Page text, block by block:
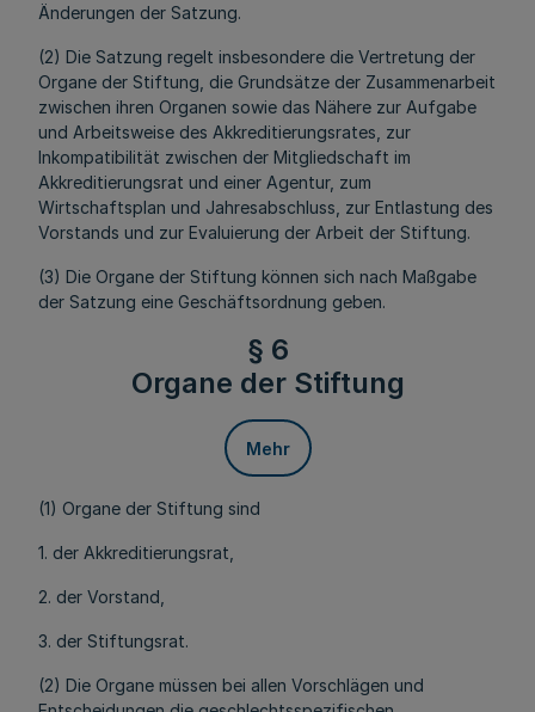
Änderungen der Satzung.
(2) Die Satzung regelt insbesondere die Vertretung der
Organe der Stiftung, die Grundsätze der Zusammenarbeit
zwischen ihren Organen sowie das Nähere zur Aufgabe
und Arbeitsweise des Akkreditierungsrates, zur
Inkompatibilität zwischen der Mitgliedschaft im
Akkreditierungsrat und einer Agentur, zum
Wirtschaftsplan und Jahresabschluss, zur Entlastung des
Vorstands und zur Evaluierung der Arbeit der Stiftung.
(3) Die Organe der Stiftung können sich nach Maßgabe
der Satzung eine Geschäftsordnung geben.
§ 6
Organe der Stiftung
Mehr
(1) Organe der Stiftung sind
1. der Akkreditierungsrat,
2. der Vorstand,
3. der Stiftungsrat.
(2) Die Organe müssen bei allen Vorschlägen und